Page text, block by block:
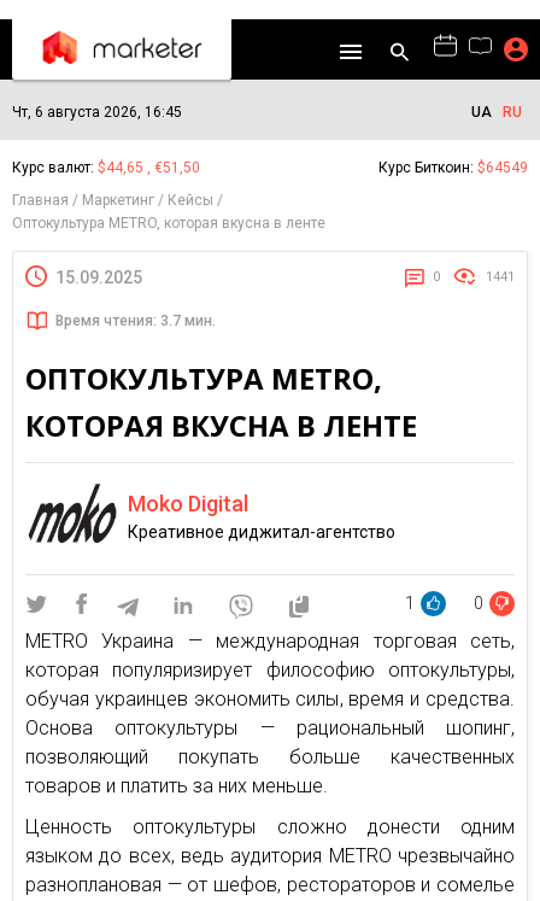
Чт, 6 августа 2026, 16:45 UA RU
Курс валют: $44,65 , €51,50 Курс Биткоин: $64549
Главная
Маркетинг
Кейсы
Оптокультура METRO, которая вкусна в ленте
15.09.2025 0 1441
Время чтения: 3.7 мин.
ОПТОКУЛЬТУРА METRO,
КОТОРАЯ ВКУСНА В ЛЕНТЕ
Moko Digital
Креативное диджитал-агентство
1 0
METRO Украина — международная торговая сеть,
которая популяризирует философию оптокультуры,
обучая украинцев экономить силы, время и средства.
Основа оптокультуры — рациональный шопинг,
позволяющий покупать больше качественных
товаров и платить за них меньше.
Ценность оптокультуры сложно донести одним
языком до всех, ведь аудитория METRO чрезвычайно
разноплановая — от шефов, рестораторов и сомелье